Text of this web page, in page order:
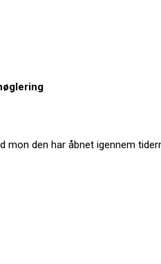
mon den har åbnet igennem